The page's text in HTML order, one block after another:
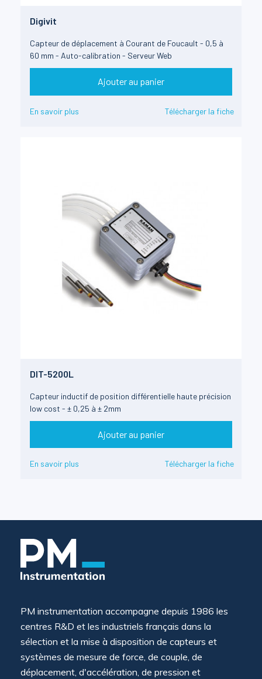
Digivit
Capteur de déplacement à Courant de Foucault - 0,5 à
60 mm - Auto-calibration - Serveur Web
Ajouter au panier
En savoir plus Télécharger la fiche
DIT-5200L
Capteur inductif de position différentielle haute précision
low cost - ± 0,25 à ± 2mm
Ajouter au panier
En savoir plus Télécharger la fiche
PM instrumentation accompagne depuis 1986 les
centres R&D et les industriels français dans la
sélection et la mise à disposition de capteurs et
systèmes de mesure de force, de couple, de
déplacement, d'accélération, de pression et